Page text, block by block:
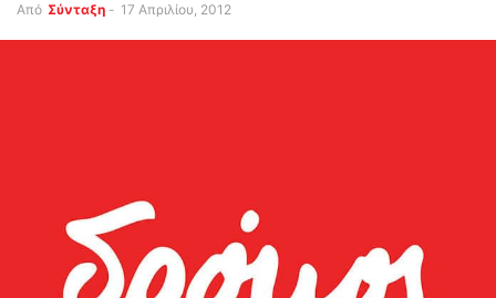
Από Σύνταξη - 17 Απριλίου, 2012